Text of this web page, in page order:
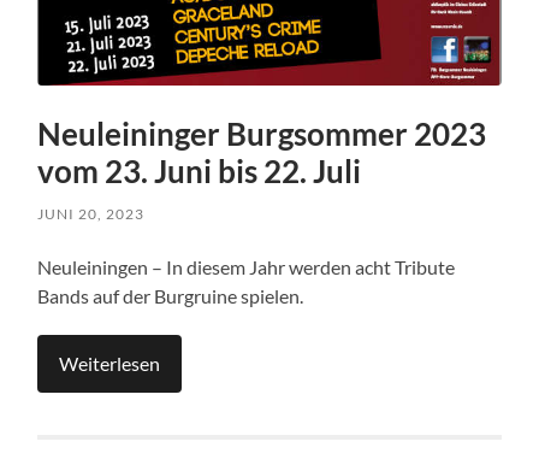
Neuleininger Burgsommer 2023
vom 23. Juni bis 22. Juli
JUNI 20, 2023
Neuleiningen – In diesem Jahr werden acht Tribute
Bands auf der Burgruine spielen.
Weiterlesen